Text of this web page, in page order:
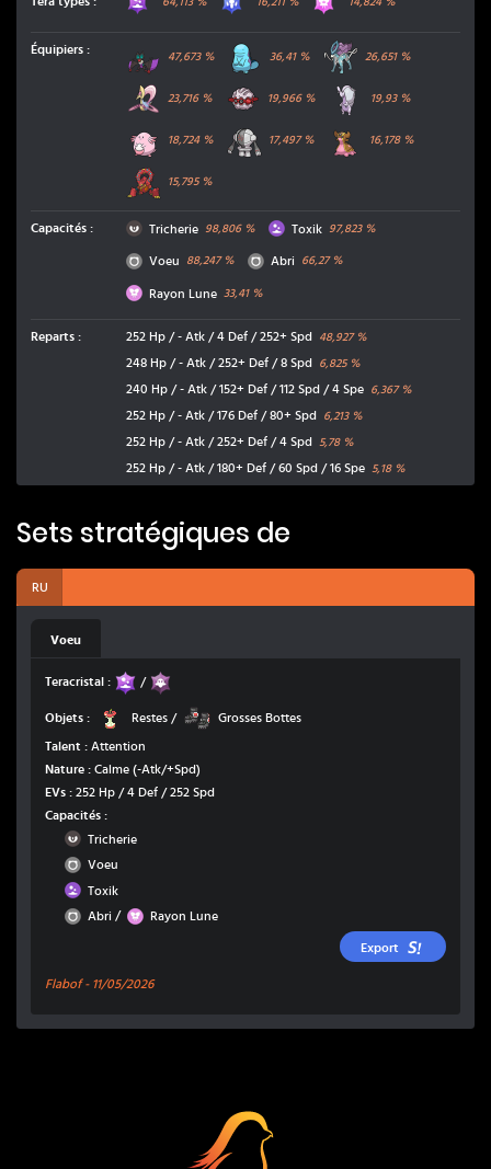
Équipiers :
47,673% 36,41% 26,651%
23,716% 19,966% 19,93%
18,724% 17,497% 16,178%
15,795%
Capacités : Ténèbres
Tricherie 98,806% Poison
Toxik 97,823%
Normal
Voeu 88,247% Normal
Abri 66,27%
FéeRayon Lune 33,41%
Reparts : 252 Hp / - Atk / 4 Def / 252+ Spd 48,927%
248 Hp / - Atk / 252+ Def / 8 Spd 6,825%
240 Hp / - Atk / 152+ Def / 112 Spd / 4 Spe 6,367%
252 Hp / - Atk / 176 Def / 80+ Spd 6,213%
252 Hp / - Atk / 252+ Def / 4 Spd 5,78%
252 Hp / - Atk / 180+ Def / 60 Spd / 16 Spe 5,18%
Sets stratégiques de
RU
Voeu
Teracristal : Poison
/
Objets : Restes / Grosses Bottes
Talent : Attention
Nature : Calme (-Atk/+Spd)
EVs : 252 Hp / 4 Def / 252 Spd
Capacités :
Ténèbres
Tricherie
Normal
Voeu
Poison
Toxik
Normal
Abri / FéeRayon Lune
Export
Flabof - 11/05/2026